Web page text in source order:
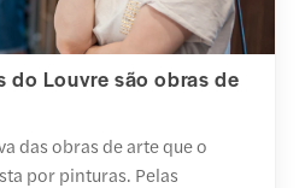
do Louvre são obras de
das obras de arte que o
por pinturas. Pelas